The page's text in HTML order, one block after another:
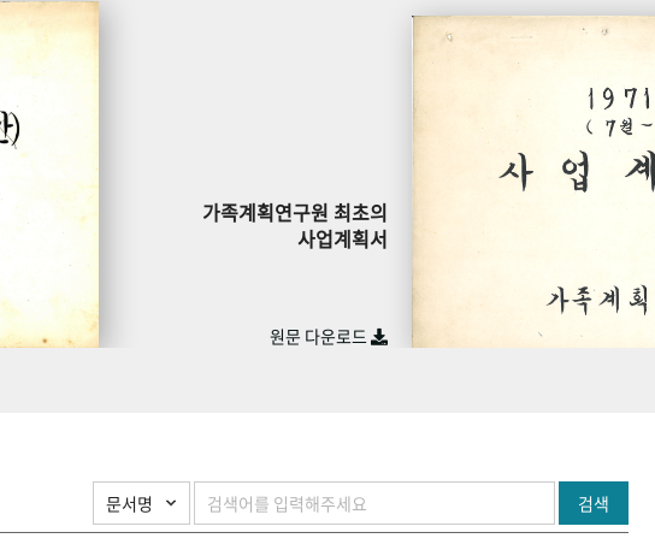
가족계획연구원 최초의
사업계획서
원문 다운로드
검색